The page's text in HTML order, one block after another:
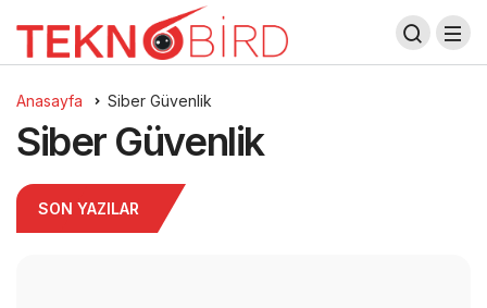
Anasayfa Siber Güvenlik
Siber Güvenlik
SON YAZILAR